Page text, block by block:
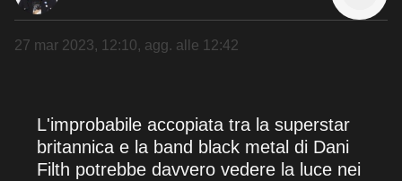
27 mar 2023, 12:10, agg. alle 12:42
L'improbabile accopiata tra la superstar
britannica e la band black metal di Dani
Filth potrebbe davvero vedere la luce nei